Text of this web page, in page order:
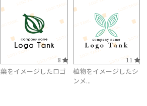
8
葉をイメージしたロゴ
11
植物をイメージしたシ
ンメ...